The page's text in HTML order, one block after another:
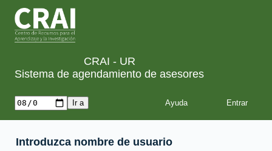
CRAI - UR
Sistema de agendamiento de asesores
Ayuda
Introduzca nombre de usuario